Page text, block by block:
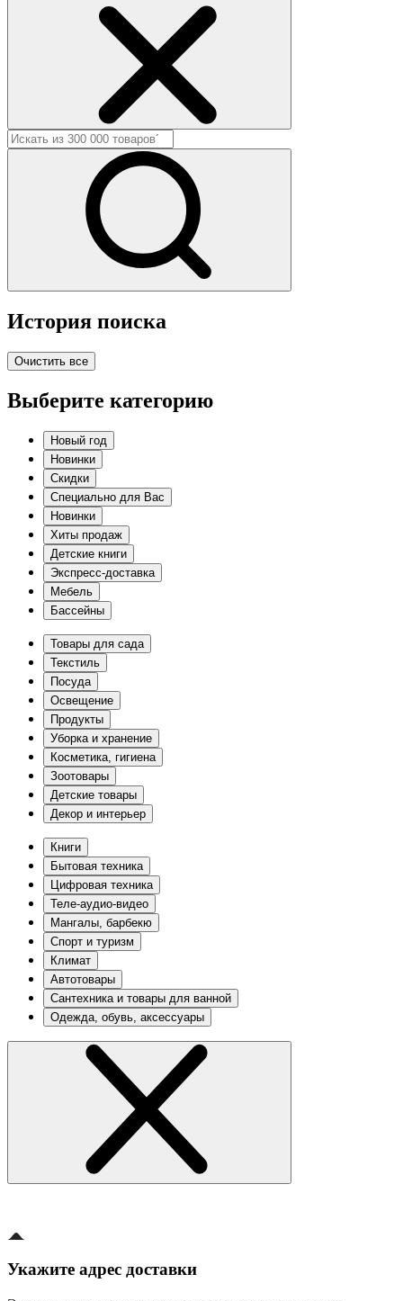
История поиска
Очистить все
Выберите категорию
Новый год
Новинки
Скидки
Специально для Вас
Новинки
Хиты продаж
Детские книги
Экспресс-доставка
Мебель
Бассейны
Товары для сада
Текстиль
Посуда
Освещение
Продукты
Уборка и хранение
Косметика, гигиена
Зоотовары
Детские товары
Декор и интерьер
Книги
Бытовая техника
Цифровая техника
Теле-аудио-видео
Мангалы, барбекю
Спорт и туризм
Климат
Автотовары
Сантехника и товары для ванной
Одежда, обувь, аксессуары
Укажите адрес доставки